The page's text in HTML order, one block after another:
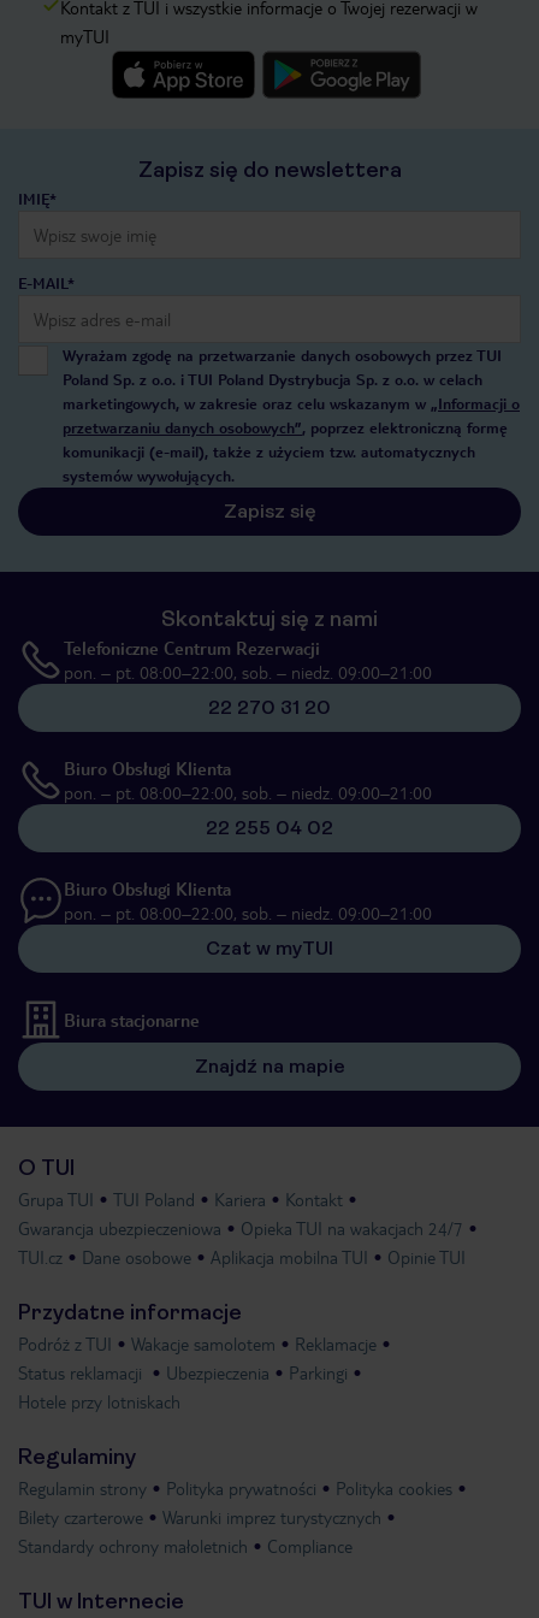
Kontakt z TUI i wszystkie informacje o Twojej rezerwacji w
myTUI
Zapisz się do newslettera
IMIĘ*
E-MAIL*
Wyrażam zgodę na przetwarzanie danych osobowych przez TUI
Poland Sp. z o.o. i TUI Poland Dystrybucja Sp. z o.o. w celach
marketingowych, w zakresie oraz celu wskazanym w „Informacji o
przetwarzaniu danych osobowych”, poprzez elektroniczną formę
komunikacji (e-mail), także z użyciem tzw. automatycznych
systemów wywołujących.
Zapisz się
Skontaktuj się z nami
Telefoniczne Centrum Rezerwacji
pon. – pt. 08:00–22:00, sob. – niedz. 09:00–21:00
22 270 31 20
Biuro Obsługi Klienta
pon. – pt. 08:00–22:00, sob. – niedz. 09:00–21:00
22 255 04 02
Biuro Obsługi Klienta
pon. – pt. 08:00–22:00, sob. – niedz. 09:00–21:00
Czat w myTUI
Biura stacjonarne
Znajdź na mapie
O TUI
Grupa TUI TUI Poland Kariera
Kontakt
Gwarancja ubezpieczeniowa
Opieka TUI na wakacjach 24/7
TUI.cz
Dane osobowe Aplikacja mobilna TUI Opinie TUI
Przydatne informacje
Podróż z TUI Wakacje samolotem
Reklamacje
Status reklamacji
Ubezpieczenia
Parkingi
Hotele przy lotniskach
Regulaminy
Regulamin strony Polityka prywatności
Polityka cookies
Bilety czarterowe
Warunki imprez turystycznych
Standardy ochrony małoletnich
Compliance
TUI w Internecie